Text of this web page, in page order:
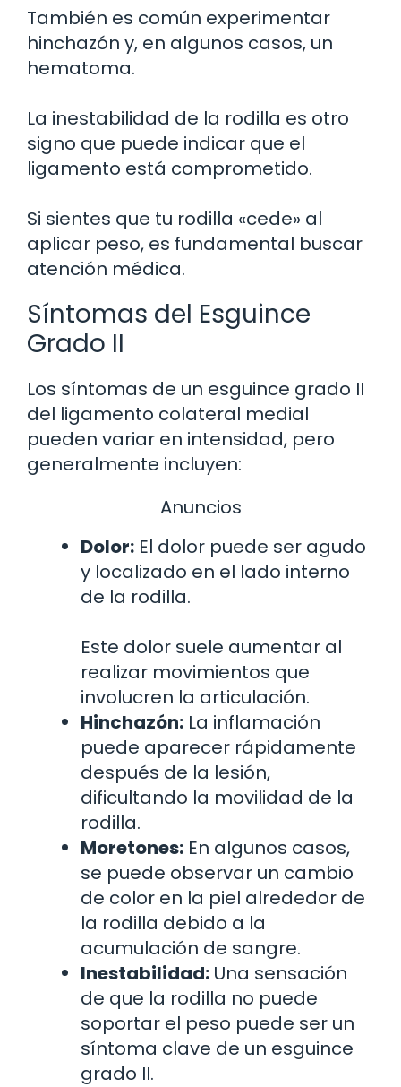
También es común experimentar
hinchazón y, en algunos casos, un
hematoma.
La inestabilidad de la rodilla es otro
signo que puede indicar que el
ligamento está comprometido.
Si sientes que tu rodilla «cede» al
aplicar peso, es fundamental buscar
atención médica.
Síntomas del Esguince
Grado II
Los síntomas de un esguince grado II
del ligamento colateral medial
pueden variar en intensidad, pero
generalmente incluyen:
Anuncios
Dolor: El dolor puede ser agudo
y localizado en el lado interno
de la rodilla.
Este dolor suele aumentar al
realizar movimientos que
involucren la articulación.
Hinchazón: La inflamación
puede aparecer rápidamente
después de la lesión,
dificultando la movilidad de la
rodilla.
Moretones: En algunos casos,
se puede observar un cambio
de color en la piel alrededor de
la rodilla debido a la
acumulación de sangre.
Inestabilidad: Una sensación
de que la rodilla no puede
soportar el peso puede ser un
síntoma clave de un esguince
grado II.